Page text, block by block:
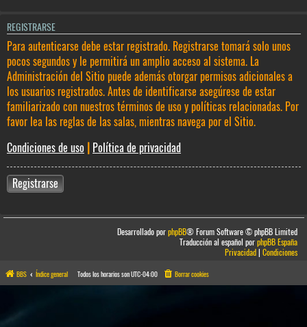
REGISTRARSE
Para autenticarse debe estar registrado. Registrarse tomará solo unos
pocos segundos y le permitirá un amplio acceso al sistema. La
Administración del Sitio puede además otorgar permisos adicionales a
los usuarios registrados. Antes de identificarse asegúrese de estar
familiarizado con nuestros términos de uso y políticas relacionadas. Por
favor lea las reglas de las salas, mientras navega por el Sitio.
Condiciones de uso
Política de privacidad
Registrarse
Desarrollado porphpBB® Forum Software © phpBB Limited
Traducción al español porphpBB España
Privacidad|Condiciones
BBS Índice general Todos los horarios sonUTC-04:00 Borrar cookies